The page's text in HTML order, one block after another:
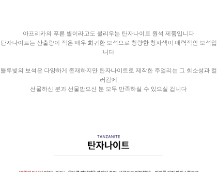
아프리카의 푸른 별이라고도 불리우는 탄자나이트 원석 제품입니다
탄자나이트는 산출량이 적은 매우 희귀한 보석으로 청량한 청자색이 매력적인 보석입
니다
블루빛의 보석은 다양하게 존재하지만 탄자나이트로 제작한 주얼리는 그 희소성과 컬
러감에
선물하신 분과 선물받으신 분 모두 만족하실 수 있으실 겁니다